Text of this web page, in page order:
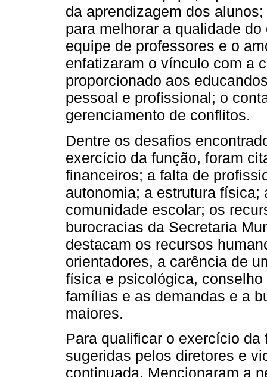
da aprendizagem dos
para melhorar a qualidade
equipe de professores e o
enfatizaram o vínculo com a
proporcionado aos
pessoal e profissional; o
gerenciamento de conflitos.
Dentre os desafios
exercício da função, foram
financeiros; a falta de
autonomia; a estrutura física;
comunidade escolar; os
burocracias da Secretaria
destacam os recursos
orientadores, a carência de
física e psicológica,
famílias e as demandas e a
maiores.
Para qualificar o exercício
sugeridas pelos diretores e
continuada. Mencionaram a